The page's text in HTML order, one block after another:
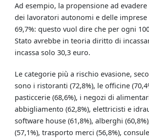
Ad esempio, la propensione ad evadere
dei lavoratori autonomi e delle
69,7%: questo vuol dire che per ogni
Stato avrebbe in teoria diritto di
incassa solo 30,3 euro.
Le categorie più a rischio evasione,
sono i ristoranti (72,8%), le officine
pasticcerie (68,6%), i negozi di
abbigliamento (62,8%), elettricisti e
software house (61,8%), alberghi
(57,1%), trasporto merci (56,8%),